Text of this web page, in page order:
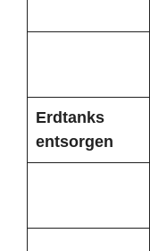
Erdtanks
entsorgen